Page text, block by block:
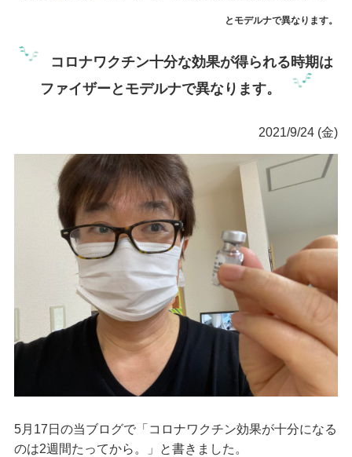
とモデルナで異なります。
コロナワクチン十分な効果が得られる時期は
ファイザーとモデルナで異なります。
2021/9/24 (金)
5月17日の当ブログで「コロナワクチン効果が十分になる
のは2週間たってから。」と書きました。